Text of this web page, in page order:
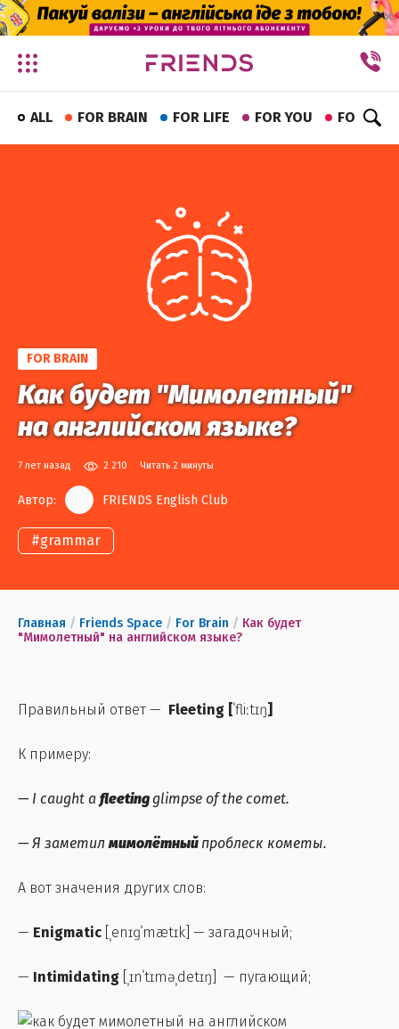
✕
ALL FOR BRAIN FOR LIFE FOR YOU FOR FUN
FOR BRAIN
Как будет "Мимолетный"
на английском языке?
7 лет назад 2 210 Читать 2 минуты
Автор: FRIENDS English Club
#grammar
Главная / Friends Space / For Brain / Как будет
"Мимолетный" на английском языке?
Правильный ответ — Fleeting [ˈfliːtɪŋ]
К примеру:
— I caught a fleetingglimpse of the comet.
— Я заметилмимолётный проблеск кометы.
А вот значения других слов:
— Enigmatic [ˌenɪɡˈmætɪk] — загадочный;
— Intimidating [ˌɪnˈtɪməˌdetɪŋ] — пугающий;